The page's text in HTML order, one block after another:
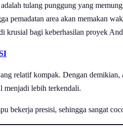
tulang punggung yang
pemadatan area akan memakan
krusial bagi keberhasilan proyek
relatif kompak. Dengan
menjadi lebih terkendali.
bekerja presisi, sehingga sangat